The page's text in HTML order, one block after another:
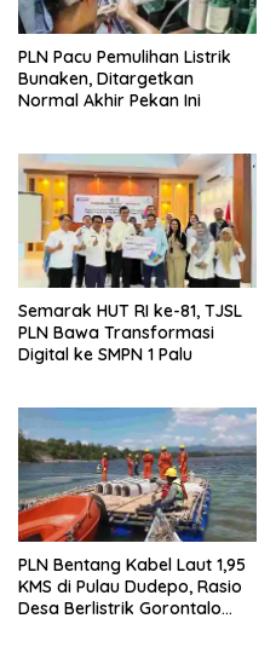
)
PLN Pacu Pemulihan Listrik
Bunaken, Ditargetkan
Normal Akhir Pekan Ini
Semarak HUT RI ke-81, TJSL
PLN Bawa Transformasi
Digital ke SMPN 1 Palu
PLN Bentang Kabel Laut 1,95
KMS di Pulau Dudepo, Rasio
Desa Berlistrik Gorontalo